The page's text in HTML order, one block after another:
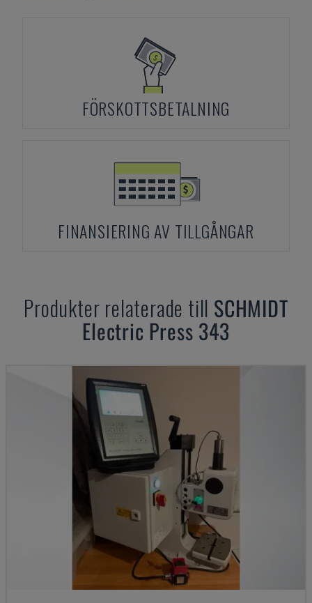
FÖRSKOTTSBETALNING
FINANSIERING AV TILLGÅNGAR
Produkter relaterade till SCHMIDT
Electric Press 343